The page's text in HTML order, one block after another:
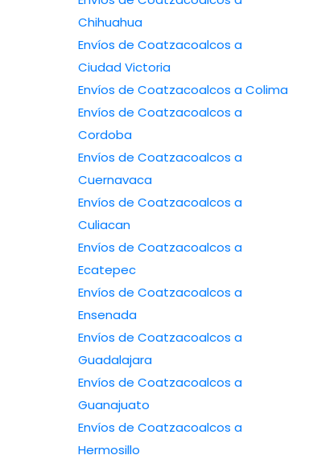
Chihuahua
Envíos de Coatzacoalcos a
Ciudad Victoria
Envíos de Coatzacoalcos a Colima
Envíos de Coatzacoalcos a
Cordoba
Envíos de Coatzacoalcos a
Cuernavaca
Envíos de Coatzacoalcos a
Culiacan
Envíos de Coatzacoalcos a
Ecatepec
Envíos de Coatzacoalcos a
Ensenada
Envíos de Coatzacoalcos a
Guadalajara
Envíos de Coatzacoalcos a
Guanajuato
Envíos de Coatzacoalcos a
Hermosillo